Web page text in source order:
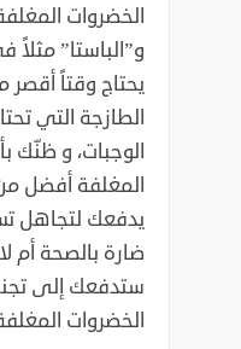
الخضروات
و”الباستا”
يحتاج وقتاً أقصر
الطازجة التي
الوجبات، و ظنّك
المغلفة أفضل
يدفعك لتجاهل
ضارة بالصحة أم
ستدفعك إلى
الخضروات